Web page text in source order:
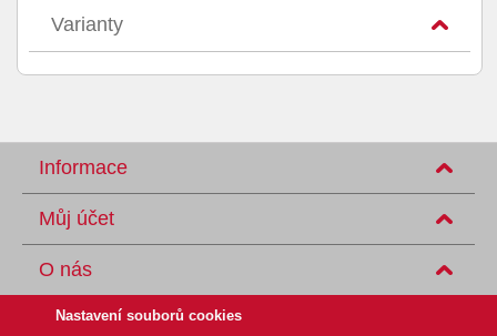
Varianty
Informace
Můj účet
O nás
Nastavení souborů cookies